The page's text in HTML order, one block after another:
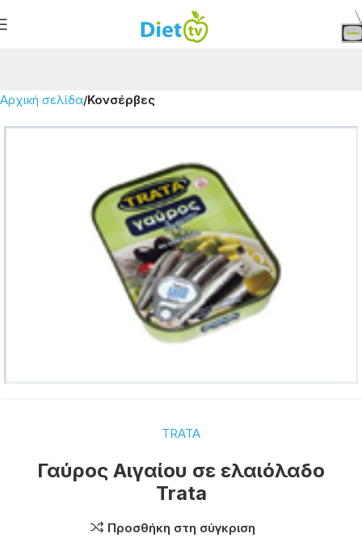
Αρχική σελίδα Κονσέρβες
TRATA
Γαύρος Αιγαίου σε ελαιόλαδο
Trata
Προσθήκη στη σύγκριση